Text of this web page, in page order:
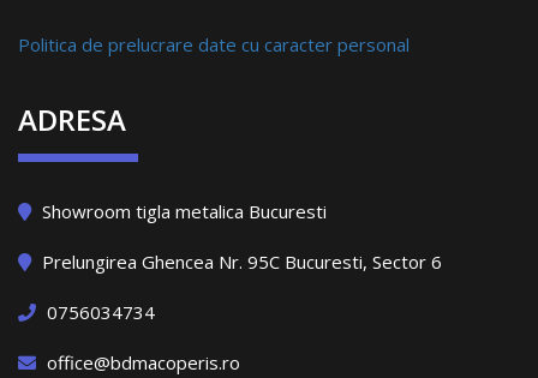
Politica de prelucrare date cu caracter personal
ADRESA
Showroom tigla metalica Bucuresti
Prelungirea Ghencea Nr. 95C Bucuresti, Sector 6
0756034734
office@bdmacoperis.ro